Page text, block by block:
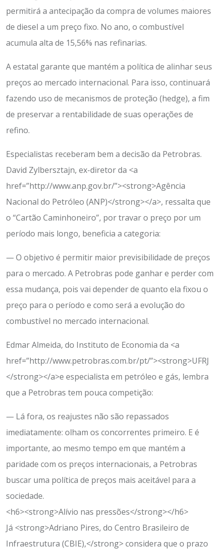
permitirá a antecipação da compra de volumes maiores
de diesel a um preço fixo. No ano, o combustível
acumula alta de 15,56% nas refinarias.
A estatal garante que mantém a política de alinhar seus
preços ao mercado internacional. Para isso, continuará
fazendo uso de mecanismos de proteção (hedge), a fim
de preservar a rentabilidade de suas operações de
refino.
Especialistas receberam bem a decisão da Petrobras.
David Zylbersztajn, ex-diretor da <a
href=”http://www.anp.gov.br/”><strong>Agência
Nacional do Petróleo (ANP)</strong></a>, ressalta que
o “Cartão Caminhoneiro”, por travar o preço por um
período mais longo, beneficia a categoria:
— O objetivo é permitir maior previsibilidade de preços
para o mercado. A Petrobras pode ganhar e perder com
essa mudança, pois vai depender de quanto ela fixou o
preço para o período e como será a evolução do
combustível no mercado internacional.
Edmar Almeida, do Instituto de Economia da <a
href=”http://www.petrobras.com.br/pt/”><strong>UFRJ
</strong></a>e especialista em petróleo e gás, lembra
que a Petrobras tem pouca competição:
— Lá fora, os reajustes não são repassados
imediatamente: olham os concorrentes primeiro. E é
importante, ao mesmo tempo em que mantém a
paridade com os preços internacionais, a Petrobras
buscar uma política de preços mais aceitável para a
sociedade.
<h6><strong>Alívio nas pressões</strong></h6>
Já <strong>Adriano Pires, do Centro Brasileiro de
Infraestrutura (CBIE),</strong> considera que o prazo